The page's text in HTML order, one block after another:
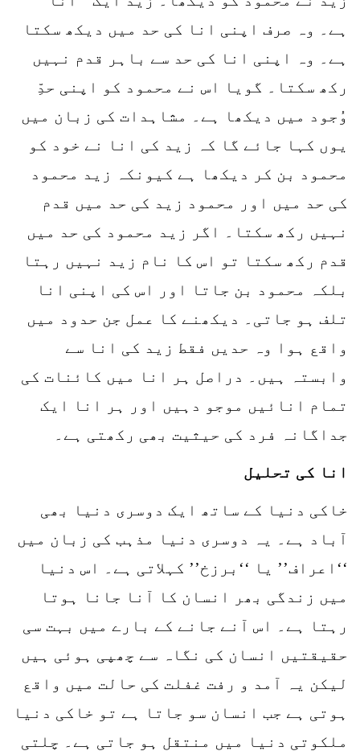
ہے۔ وہ صرف اپنی انا کی حد میں دیکھ سکتا
ہے۔ وہ اپنی انا کی حد سے باہر قدم نہیں
رکھ سکتا۔ گویا اس نے محمود کو اپنی حدِّ
وُجود میں دیکھا ہے۔ مشاہدات کی زبان میں
یوں کہا جائے گا کہ زید کی انا نے خود کو
محمود بن کر دیکھا ہے کیونکہ زید محمود
کی حد میں اور محمود زید کی حد میں قدم
نہیں رکھ سکتا۔ اگر زید محمود کی حد میں
قدم رکھ سکتا تو اس کا نام زید نہیں رہتا
بلکہ محمود بن جاتا اور اس کی اپنی انا
تلف ہو جاتی۔ دیکھنے کا عمل جن حدود میں
واقع ہوا وہ حدیں فقط زید کی انا سے
وابستہ ہیں۔ دراصل ہر انا میں کائنات کی
تمام انائیں موجو دہیں اور ہر انا ایک
جداگانہ فرد کی حیثیت بھی رکھتی ہے۔
انا کی تحلیل
خاکی دنیا کے ساتھ ایک دوسری دنیا بھی
آباد ہے۔ یہ دوسری دنیا مذہب کی زبان میں
‘‘اعراف’’ یا ‘‘برزخ’’ کہلاتی ہے۔ اس دنیا
میں زندگی بھر انسان کا آنا جانا ہوتا
رہتا ہے۔ اس آنے جانے کے بارے میں بہت سی
حقیقتیں انسان کی نگاہ سے چھپی ہوئی ہیں
لیکن یہ آمد و رفت غفلت کی حالت میں واقع
ہوتی ہے جب انسان سو جاتا ہے تو خاکی دنیا
ملکوتی دنیا میں منتقل ہو جاتی ہے۔ چلتی